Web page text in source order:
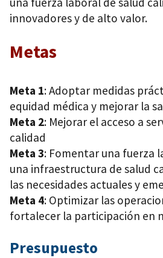
innovadores y de alto valor.
Metas
Meta 1: Adoptar medidas
equidad médica y mejorar la
Meta 2: Mejorar el acceso a
calidad
Meta 3: Fomentar una fuerza
una infraestructura de salud
las necesidades actuales y
Meta 4: Optimizar las
fortalecer la participación en
Presupuesto